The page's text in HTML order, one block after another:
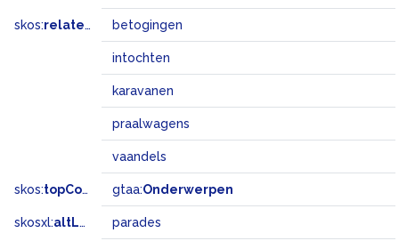
skos:related betogingen
intochten
karavanen
praalwagens
vaandels
skos:topConceptOf gtaa:Onderwerpen
skosxl:altLabel parades